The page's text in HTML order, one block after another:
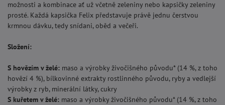
možnosti a kombinace ať už včetně zeleniny nebo kapsičky zeleniny
prosté. Každá kapsička Felix představuje právě jednu čerstvou
krmnou dávku, tedy snídani, oběd a večeři.
Složení:
S hovězím v želé: maso a výrobky živočišného původu* (14 %, z toho
hovězí 4 %), bílkovinné extrakty rostlinného původu, ryby a vedlejší
výrobky z ryb, minerální látky, cukry
S kuřetem v želé: maso a výrobky živočišného původu* (14 %, z toho